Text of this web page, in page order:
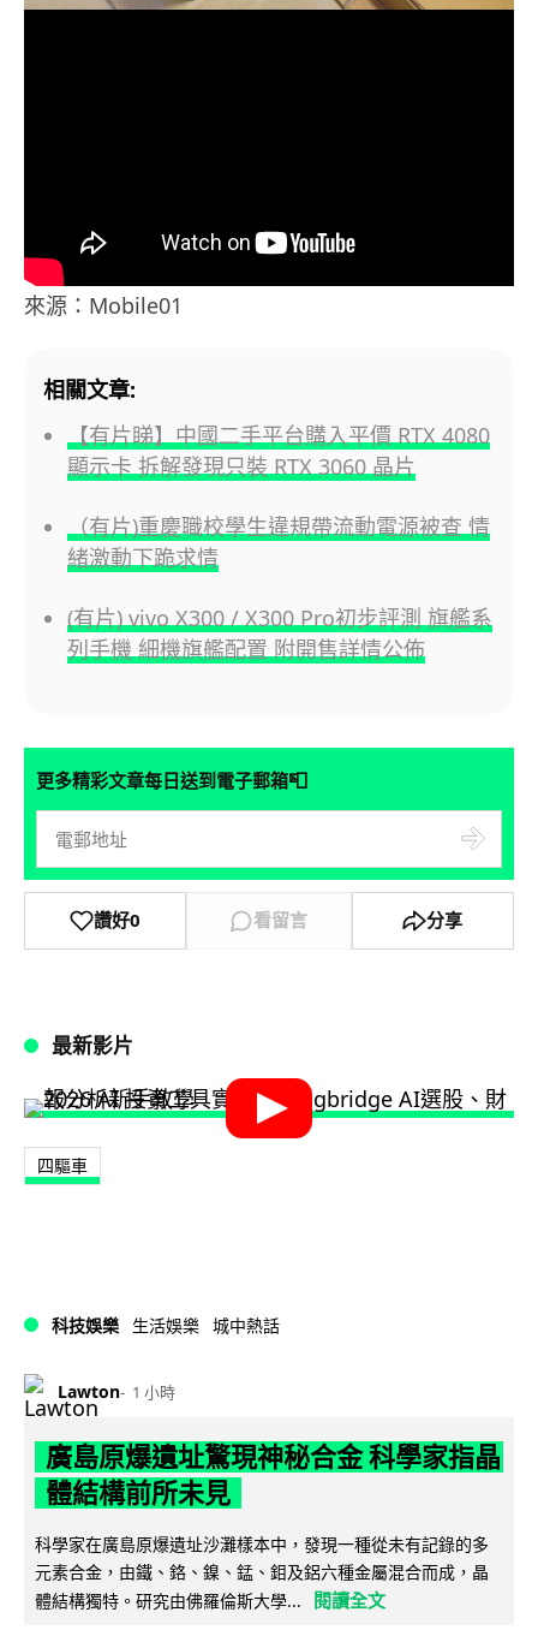
來源：Mobile01
相關文章:
【有片睇】中國二手平台購入平價 RTX 4080
顯示卡 拆解發現只裝 RTX 3060 晶片
（有片)重慶職校學生違規帶流動電源被查 情
緒激動下跪求情
(有片) vivo X300 / X300 Pro初步評測 旗艦系
列手機 細機旗艦配置 附開售詳情公佈
更多精彩文章每日送到電子郵箱📮
讚好0 看留言 分享
最新影片
四驅車
科技娛樂 生活娛樂 城中熱話
Lawton 1 小時
廣島原爆遺址驚現神秘合金 科學家指晶
體結構前所未見
科學家在廣島原爆遺址沙灘樣本中，發現一種從未有記錄的多
元素合金，由鐵、鉻、鎳、錳、鉬及鋁六種金屬混合而成，晶
體結構獨特。研究由佛羅倫斯大學...
閱讀全文